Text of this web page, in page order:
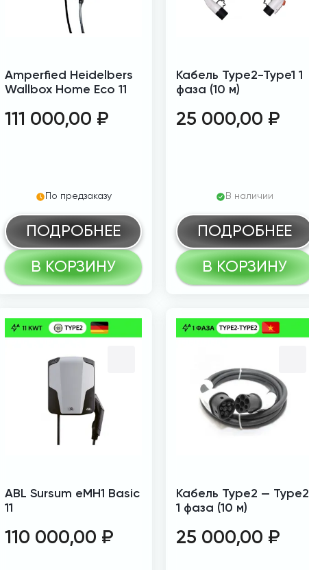
Amperfied Heidelbers
Wallbox Home Eco 11
111 000,00 ₽
По предзаказу
ПОДРОБНЕЕ
В КОРЗИНУ
Кабель Type2-Type1 1
фаза (10 м)
25 000,00 ₽
В наличии
ПОДРОБНЕЕ
В КОРЗИНУ
ABL Sursum eMH1 Basic
11
110 000,00 ₽
Кабель Type2 — Type2
1 фаза (10 м)
25 000,00 ₽